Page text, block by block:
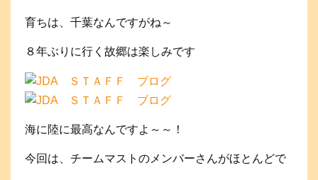
育ちは、千葉なんですがね～
８年ぶりに行く故郷は楽しみです
海に陸に最高なんですよ～～！
今回は、チームマストのメンバーさんがほとんどで